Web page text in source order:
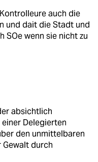
auch die
und dait die Stadt und
SOe wenn sie nicht zu
absichtlich
Delegierten
den unmittelbaren
durch